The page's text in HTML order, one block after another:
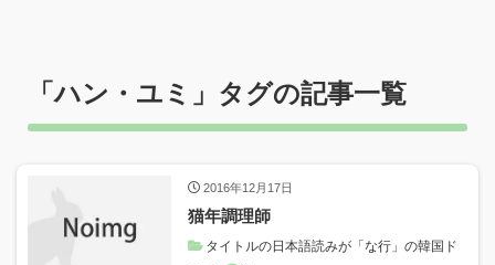
「ハン・ユミ 」タグの記事一覧
2016年12月17日
猫年調理師
タイトルの日本語読みが「な行」の韓国ド